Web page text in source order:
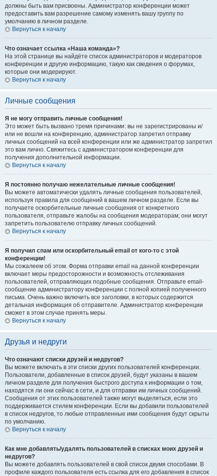
должны быть вам присвоены. Администратор конференции может
предоставить вам разрешение самому изменять вашу группу по
умолчанию в личном разделе.
Вернуться к началу
Что означает ссылка «Наша команда»?
На этой странице вы найдёте список администраторов и модераторов
конференции и другую информацию, такую как сведения о форумах,
которые они модерируют.
Вернуться к началу
Личные сообщения
Я не могу отправить личные сообщения!
Это может быть вызвано тремя причинами: вы не зарегистрированы и/
или не вошли на конференцию, администратор запретил отправку
личных сообщений на всей конференции или же администратор запретил
это вам лично. Свяжитесь с администратором конференции для
получения дополнительной информации.
Вернуться к началу
Я постоянно получаю нежелательные личные сообщения!
Вы можете автоматически удалять личные сообщения пользователей,
используя правила для сообщений в вашем личном разделе. Если вы
получаете оскорбительные личные сообщения от конкретного
пользователя, отправьте жалобы на сообщения модераторам; они могут
запретить пользователю отправку личных сообщений.
Вернуться к началу
Я получил спам или оскорбительный email от кого-то с этой
конференции!
Мы сожалеем об этом. Форма отправки email на данной конференции
включает меры предосторожности и возможность отслеживания
пользователей, отправляющих подобные сообщения. Отправьте email-
сообщение администратору конференции с полной копией полученного
письма. Очень важно включить все заголовки, в которых содержится
детальная информация об отправителе. Администратор конференции
сможет в этом случае принять меры.
Вернуться к началу
Друзья и недруги
Что означают списки друзей и недругов?
Вы можете включать в эти списки других пользователей конференции.
Пользователи, добавленные в список друзей, будут указаны в вашем
личном разделе для получения быстрого доступа к информации о том,
находятся ли они сейчас в сети, и для отправки им личных сообщений.
Сообщения от этих пользователей также могут выделяться, если это
поддерживается стилем конференции. Если вы добавили пользователей
в список недругов, то любые отправленные ими сообщения будут скрыты
по умолчанию.
Вернуться к началу
Как мне добавлять/удалять пользователей в списках моих друзей и
недругов?
Вы можете добавлять пользователей в свой список двумя способами. В
профиле каждого пользователя есть ссылка для его добавления в список